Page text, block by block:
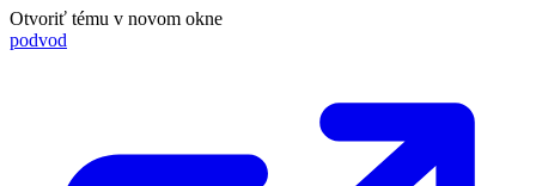
Otvoriť tému v novom okne
podvod